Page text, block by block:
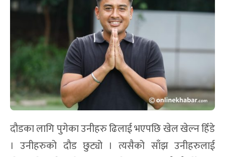
दौडका लागि पुगेका उनीहरु ढिलाई भएपछि खेल खेल्न हिँडे
। उनीहरुको दौड छुट्यो । त्यसैको साँझ उनीहरुलाई